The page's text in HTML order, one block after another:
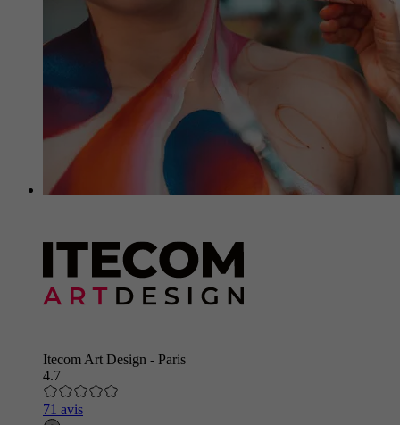
Itecom Art Design - Paris
4.7
71 avis